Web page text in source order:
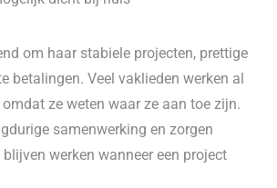
om haar stabiele projecten, prettige
betalingen. Veel vaklieden werken al
ze weten waar ze aan toe zijn.
samenwerking en zorgen
werken wanneer een project